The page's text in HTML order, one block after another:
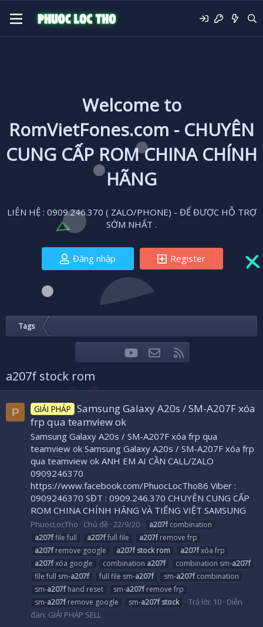
Welcome to
RomVietFones.com - CHUYÊN
CUNG CẤP ROM CHINA CHÍNH
HÃNG
LIÊN HỆ : 0909.246.370 ( ZALO/PHONE) - ĐỂ ĐƯỢC HỖ TRỢ
SỚM NHẤT .
Đăng nhập Register
Tags
FacebookTwitteryoutubeLiên hệ
a207f stock rom
P GIẢI PHÁP Samsung Galaxy A20s / SM-A207F xóa
frp qua teamview ok
Samsung Galaxy A20s / SM-A207F xóa frp qua
teamview ok Samsung Galaxy A20s / SM-A207F xóa frp
qua teamview ok ANH EM AI CẦN CALL/ZALO
0909246370
https://www.facebook.com/PhuocLocTho86 Viber :
0909246370 SĐT : 0909.246.370 CHUYÊN CUNG CẤP
ROM CHINA CHÍNH HÃNG VÀ TIẾNG VIỆT SAMSUNG
PhuocLocTho Chủ đề 22/9/20 a207fcombination
a207ffile full a207ffull file a207fremove frp
a207fremove google a207f stock rom a207fxóa frp
a207fxóa google combination a207f combination sm-a207f
file full sm-a207f full file sm-a207f sm-a207fcombination
sm-a207fhand reset sm-a207fremove frp
sm-a207fremove google sm-a207f stock Trả lời: 10 Diễn
đàn: GIẢI PHÁP SELL